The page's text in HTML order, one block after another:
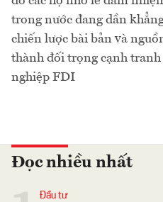
trong nước đang dần
chiến lược bài bản và
thành đối trọng cạnh tranh
nghiệp FDI
Đọc nhiều nhất
Đầu tư